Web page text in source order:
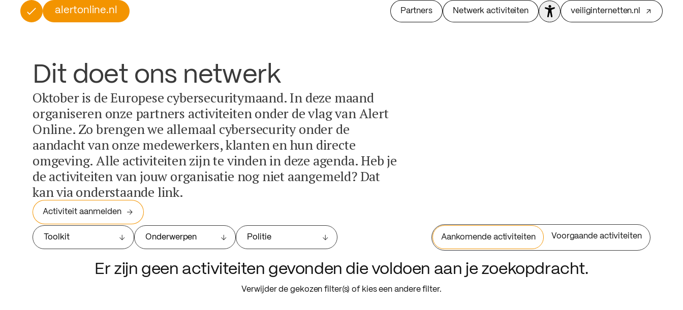
alertonline.nl Partners Netwerk activiteiten veiliginternetten.nl
Dit doet ons netwerk
Oktober is de Europese cybersecuritymaand. In deze maand
organiseren onze partners activiteiten onder de vlag van Alert
Online. Zo brengen we allemaal cybersecurity onder de
aandacht van onze medewerkers, klanten en hun directe
omgeving. Alle activiteiten zijn te vinden in deze agenda. Heb je
de activiteiten van jouw organisatie nog niet aangemeld? Dat
kan via onderstaande link.
Activiteit aanmelden
Toolkit Onderwerpen Politie Aankomende activiteiten Voorgaande activiteiten
Er zijn geen activiteiten gevonden die voldoen aan je zoekopdracht.
Verwijder de gekozen filter(s) of kies een andere filter.